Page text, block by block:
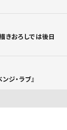
きおろしでは後日
ジ・ラブ』